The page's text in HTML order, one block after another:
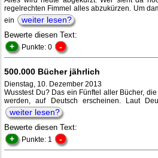
regelrechten Fimmel alles abzukürzen. Um
ein
weiter lesen?
Bewerte diesen Text:
+ Punkte: 0 -
500.000 Bücher jährlich
Dienstag, 10. Dezember 2013
Wusstest Du? Das ein Fünftel aller Bücher,
werden, auf Deutsch erscheinen. Laut
weiter lesen?
Bewerte diesen Text:
+ Punkte: 1 -